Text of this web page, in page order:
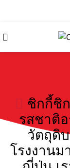
ชิกกี้ชิ
รสชาติ
วัตถุดิ
โรงงานม